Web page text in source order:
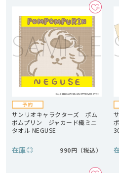
サンリオキャラクターズ ポム
ポムプリン ジャカード織ミニ
タオル NEGUSE
在庫◎ 990円